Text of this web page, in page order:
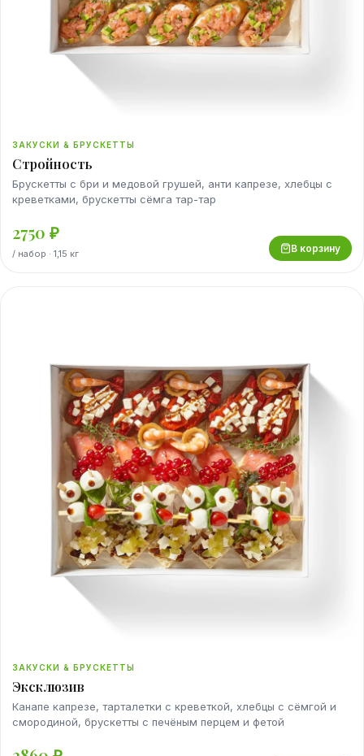
ЗАКУСКИ & БРУСКЕТТЫ
Стройность
Брускетты с бри и медовой грушей, анти капрезе, хлебцы с
креветками, брускетты сёмга тар-тар
2750 ₽
/ набор · 1,15 кг В корзину
ЗАКУСКИ & БРУСКЕТТЫ
Эксклюзив
Канапе капрезе, тарталетки с креветкой, хлебцы с сёмгой и
смородиной, брускетты с печёным перцем и фетой